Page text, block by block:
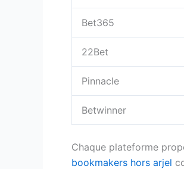
Bet365
22Bet
Pinnacle
Betwinner
Chaque plateforme
bookmakers hors arjel